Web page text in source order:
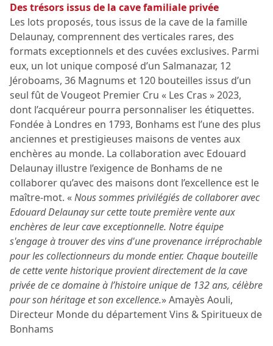
Des trésors issus de la cave familiale privée
Les lots proposés, tous issus de la cave de la famille
Delaunay, comprennent des verticales rares, des
formats exceptionnels et des cuvées exclusives. Parmi
eux, un lot unique composé d’un Salmanazar, 12
Jéroboams, 36 Magnums et 120 bouteilles issus d’un
seul fût de Vougeot Premier Cru « Les Cras » 2023,
dont l’acquéreur pourra personnaliser les étiquettes.
Fondée à Londres en 1793, Bonhams est l’une des plus
anciennes et prestigieuses maisons de ventes aux
enchères au monde. La collaboration avec Edouard
Delaunay illustre l’exigence de Bonhams de ne
collaborer qu’avec des maisons dont l’excellence est le
maître-mot. «Nous sommes privilégiés de collaborer avec
Edouard Delaunay sur cette toute première vente aux
enchères de leur cave exceptionnelle. Notre équipe
s'engage à trouver des vins d'une provenance irréprochable
pour les collectionneurs du monde entier. Chaque bouteille
de cette vente historique provient directement de la cave
privée de ce domaine à l’histoire unique de 132 ans, célèbre
pour son héritage et son excellence.» Amayès Aouli,
Directeur Monde du département Vins & Spiritueux de
Bonhams